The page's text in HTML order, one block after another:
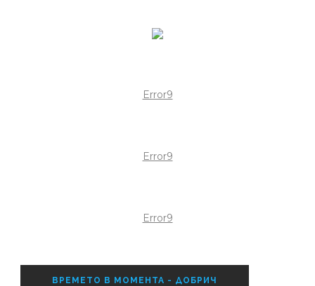
Error9
Error9
Error9
ВРЕМЕТО В МОМЕНТА - ДОБРИЧ